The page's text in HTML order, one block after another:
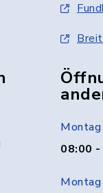
08:00